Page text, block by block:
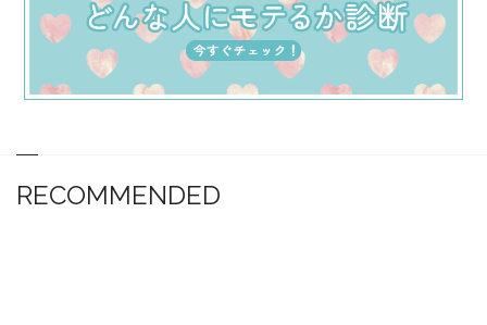
RECOMMENDED